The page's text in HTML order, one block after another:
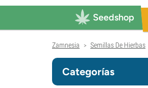
Seedshop
Zamnesia > Semillas De Hierbas
Categorías